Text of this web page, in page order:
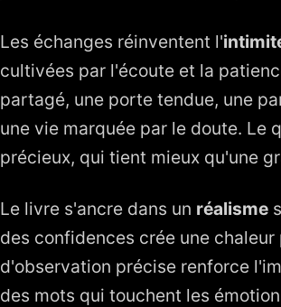
Les échanges réinventent l'
cultivées par l'écoute et la
partagé, une porte tendue, une
une vie marquée par le doute. Le
précieux, qui tient mieux qu'une
Le livre s'ancre dans un réalisme
des confidences crée une
d'observation précise renforce
des mots qui touchent les